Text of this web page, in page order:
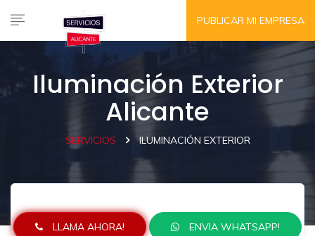
PUBLICAR MI EMPRESA
Iluminación Exterior
Alicante
SERVICIOS ILUMINACIÓN EXTERIOR
LLAMA AHORA! ENVIA WHATSAPP!